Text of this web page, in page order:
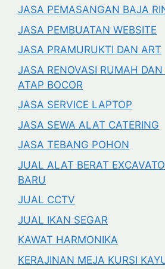
JASA PEMASANGAN BAJA
JASA PEMBUATAN WEBSITE
JASA PRAMURUKTI DAN ART
JASA RENOVASI RUMAH DAN
ATAP BOCOR
JASA SERVICE LAPTOP
JASA SEWA ALAT CATERING
JASA TEBANG POHON
JUAL ALAT BERAT
BARU
JUAL CCTV
JUAL IKAN SEGAR
KAWAT HARMONIKA
KERAJINAN MEJA KURSI